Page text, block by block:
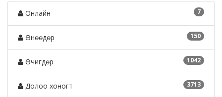
7
Онлайн
150
Өнөөдөр
1042
Өчигдөр
3713
Долоо хоногт